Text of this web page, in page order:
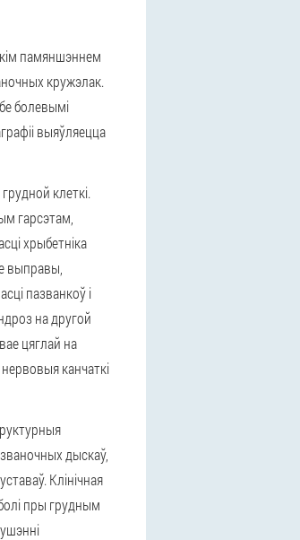
памяншэннем
кружэлак.
болевымі
выяўляецца
клеткі.
гарсэтам,
хрыбетніка
выправы,
пазванкоў і
на другой
цяглай на
канчаткі
дыскаў,
Клінічная
пры грудным